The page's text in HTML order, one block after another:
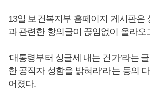
13일 보건복지부 홈페이지 게시판은
과 관련한 항의글이 끊임없이 올라오
‘대통령부터 싱글세 내는 건가’라는
한 공직자 성함을 밝혀라’라는 등의
어졌다.